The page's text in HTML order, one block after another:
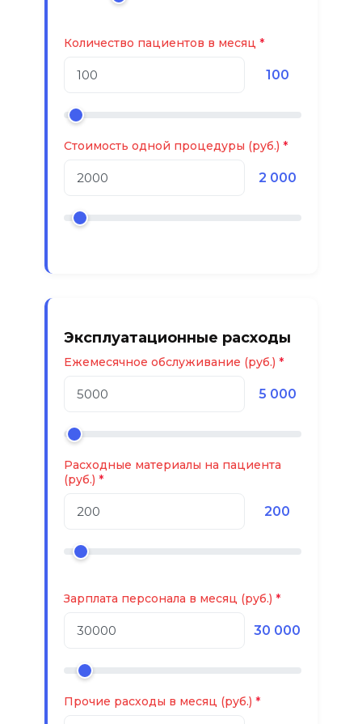
Количество пациентов в месяц
100
Стоимость одной процедуры (руб.)
2 000
Эксплуатационные расходы
Ежемесячное обслуживание (руб.)
5 000
Расходные материалы на пациента
(руб.)
200
Зарплата персонала в месяц (руб.)
30 000
Прочие расходы в месяц (руб.)